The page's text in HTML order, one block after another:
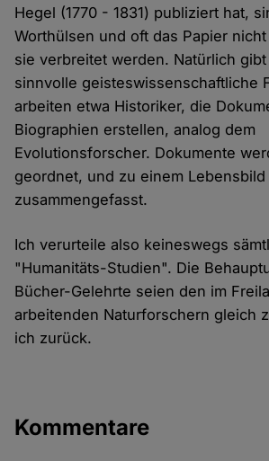
Hegel (1770 - 1831) publiziert hat,
Worthülsen und oft das Papier
sie verbreitet werden. Natürlich
sinnvolle geisteswissenschaftliche
arbeiten etwa Historiker, die
Biographien erstellen, analog dem
Evolutionsforscher. Dokumente
geordnet, und zu einem Lebensbild
zusammengefasst.
Ich verurteile also keineswegs
"Humanitäts-Studien". Die
Bücher-Gelehrte seien den im
arbeitenden Naturforschern gleich
ich zurück.
Kommentare